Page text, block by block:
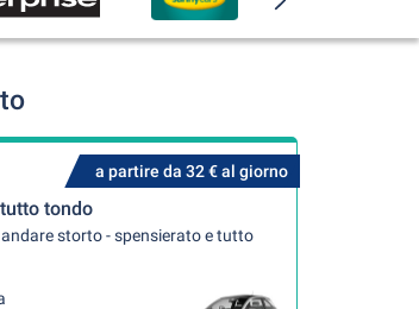
a partire da 32 € al giorno
tondo
storto - spensierato e tutto